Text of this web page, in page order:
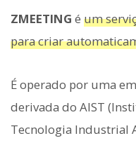
ZMEETING é um
para criar
É operado por uma
derivada do AIST
Tecnologia Industrial